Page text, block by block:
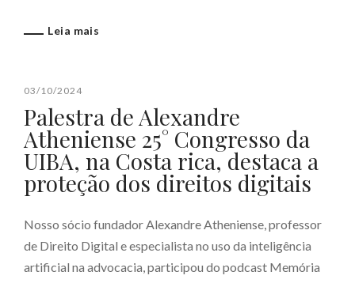
Leia mais
03/10/2024
Palestra de Alexandre
Atheniense 25° Congresso da
UIBA, na Costa rica, destaca a
proteção dos direitos digitais
Nosso sócio fundador Alexandre Atheniense, professor
de Direito Digital e especialista no uso da inteligência
artificial na advocacia, participou do podcast Memória